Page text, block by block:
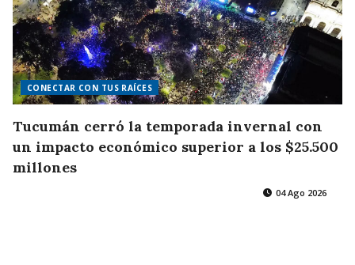
CONECTAR CON TUS RAÍCES
Tucumán cerró la temporada invernal con
un impacto económico superior a los $25.500
millones
04 Ago 2026